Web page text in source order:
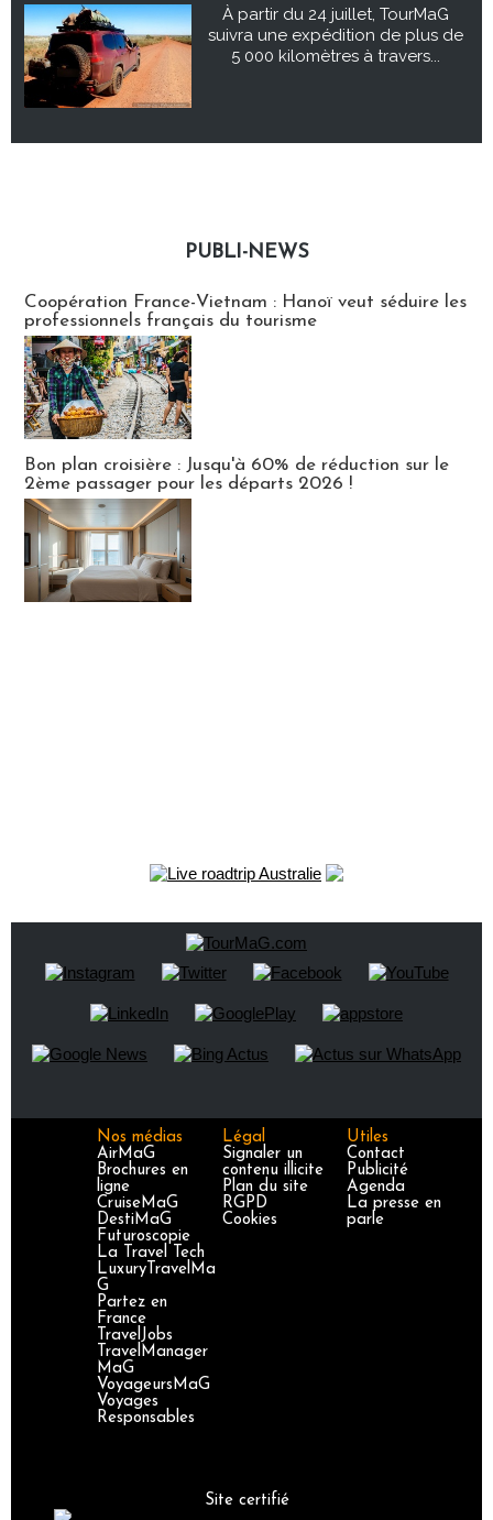
À partir du 24 juillet, TourMaG
suivra une expédition de plus de
5 000 kilomètres à travers...
PUBLI-NEWS
Coopération France-Vietnam : Hanoï veut séduire les
professionnels français du tourisme
Bon plan croisière : Jusqu'à 60% de réduction sur le
2ème passager pour les départs 2026 !
Nos médias
AirMaG
Brochures en
ligne
CruiseMaG
DestiMaG
Futuroscopie
La Travel Tech
LuxuryTravelMa
G
Partez en
France
TravelJobs
TravelManager
MaG
VoyageursMaG
Voyages
Responsables
Légal
Signaler un
contenu illicite
Plan du site
RGPD
Cookies
Utiles
Contact
Publicité
Agenda
La presse en
parle
Site certifié